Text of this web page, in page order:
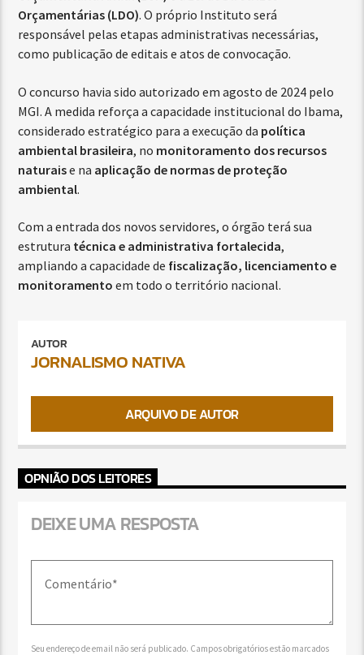
Orçamentárias (LDO). O próprio Instituto será
responsável pelas etapas administrativas necessárias,
como publicação de editais e atos de convocação.
O concurso havia sido autorizado em agosto de 2024 pelo
MGI. A medida reforça a capacidade institucional do Ibama,
considerado estratégico para a execução da política
ambiental brasileira, no monitoramento dos recursos
naturaise na aplicação de normas de proteção
ambiental.
Com a entrada dos novos servidores, o órgão terá sua
estrutura técnica e administrativa fortalecida,
ampliando a capacidade de fiscalização, licenciamento e
monitoramento em todo o território nacional.
AUTOR
JORNALISMO NATIVA
ARQUIVO DE AUTOR
OPNIÃO DOS LEITORES
DEIXE UMA RESPOSTA
Seu endereço de email não será publicado. Campos obrigatórios estão marcados